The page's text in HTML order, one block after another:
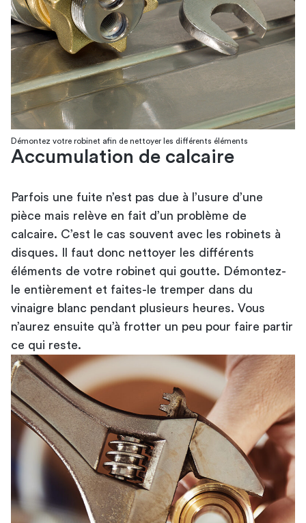
Démontez votre robinet afin de nettoyer les différents éléments
Accumulation de calcaire
Parfois une fuite n’est pas due à l’usure d’une
pièce mais relève en fait d’un problème de
calcaire. C’est le cas souvent avec les robinets à
disques. Il faut donc nettoyer les différents
éléments de votre robinet qui goutte. Démontez-
le entièrement et faites-le tremper dans du
vinaigre blanc pendant plusieurs heures. Vous
n’aurez ensuite qu’à frotter un peu pour faire partir
ce qui reste.